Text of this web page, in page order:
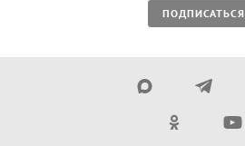
ПОДПИСАТЬСЯ